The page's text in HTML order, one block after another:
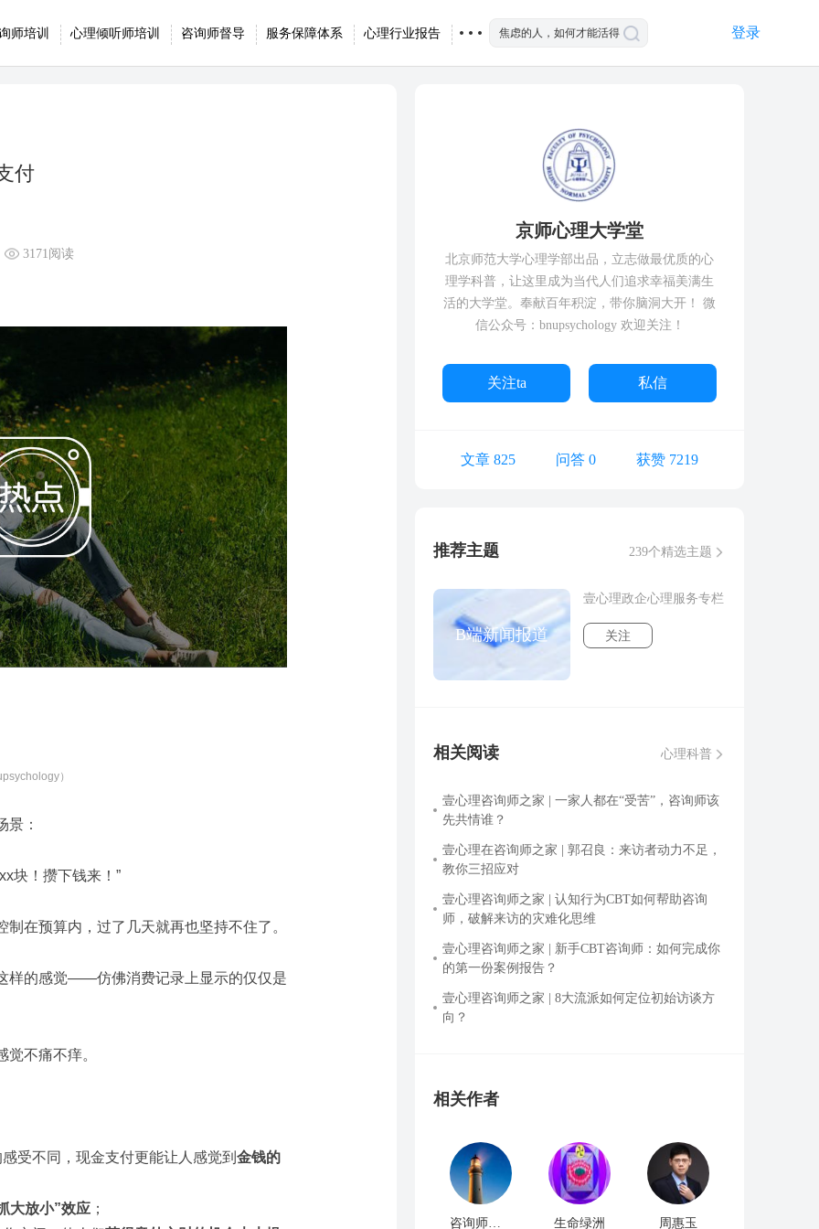
师培训 心理倾听师培训 咨询师督导 服务保障体系 心理行业报告 登录
付
3171阅读
）
景：
块！攒下钱来！”
在预算内，过了几天就再也坚持不住了。
样的感觉——仿佛消费记录上显示的仅仅是
不痛不痒。
受不同，现金支付更能让人感觉到 金钱的
大放小”效应 ；
京师心理大学堂
北京师范大学心理学部出品，立志做最优质的心
理学科普，让这里成为当代人们追求幸福美满生
活的大学堂。奉献百年积淀，带你脑洞大开！ 微
信公众号：bnupsychology 欢迎关注！
关注ta 私信
文章 825 问答 0 获赞 7219
推荐主题 239个精选主题
B端新闻报道
壹心理政企心理服务专栏
关注
相关阅读 心理科普
壹心理咨询师之家 | 一家人都在“受苦”，咨询师该
先共情谁？
壹心理在咨询师之家 | 郭召良：来访者动力不足，
教你三招应对
壹心理咨询师之家 | 认知行为CBT如何帮助咨询
师，破解来访的灾难化思维
壹心理咨询师之家 | 新手CBT咨询师：如何完成你
的第一份案例报告？
壹心理咨询师之家 | 8大流派如何定位初始访谈方
向？
相关作者
咨询师馨慧 生命绿洲 周惠玉